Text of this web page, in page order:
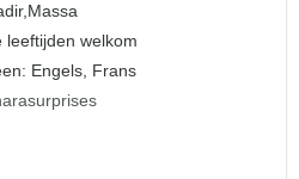
Massa
leeftijden welkom
Engels, Frans